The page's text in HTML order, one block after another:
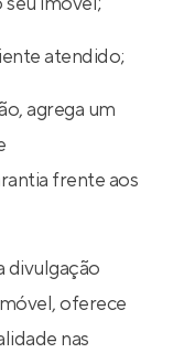
atendido;
agrega um
frente aos
divulgação
oferece
nas